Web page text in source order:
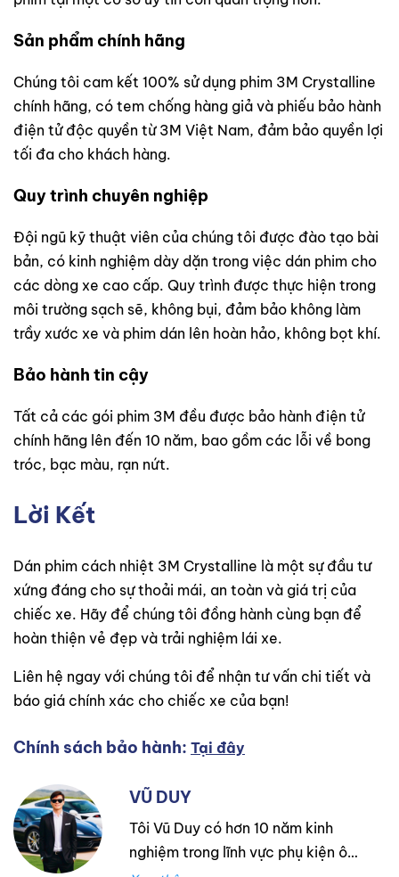
Sản phẩm chính hãng
Chúng tôi cam kết 100% sử dụng phim 3M Crystalline
chính hãng, có tem chống hàng giả và phiếu bảo hành
điện tử độc quyền từ 3M Việt Nam, đảm bảo quyền lợi
tối đa cho khách hàng.
Quy trình chuyên nghiệp
Đội ngũ kỹ thuật viên của chúng tôi được đào tạo bài
bản, có kinh nghiệm dày dặn trong việc dán phim cho
các dòng xe cao cấp. Quy trình được thực hiện trong
môi trường sạch sẽ, không bụi, đảm bảo không làm
trầy xước xe và phim dán lên hoàn hảo, không bọt khí.
Bảo hành tin cậy
Tất cả các gói phim 3M đều được bảo hành điện tử
chính hãng lên đến 10 năm, bao gồm các lỗi về bong
tróc, bạc màu, rạn nứt.
Lời Kết
Dán phim cách nhiệt 3M Crystalline là một sự đầu tư
xứng đáng cho sự thoải mái, an toàn và giá trị của
chiếc xe. Hãy để chúng tôi đồng hành cùng bạn để
hoàn thiện vẻ đẹp và trải nghiệm lái xe.
Liên hệ ngay với chúng tôi để nhận tư vấn chi tiết và
báo giá chính xác cho chiếc xe của bạn!
Chính sách bảo hành: Tại đây
VŨ DUY
Tôi Vũ Duy có hơn 10 năm kinh
nghiệm trong lĩnh vực phụ kiện ô